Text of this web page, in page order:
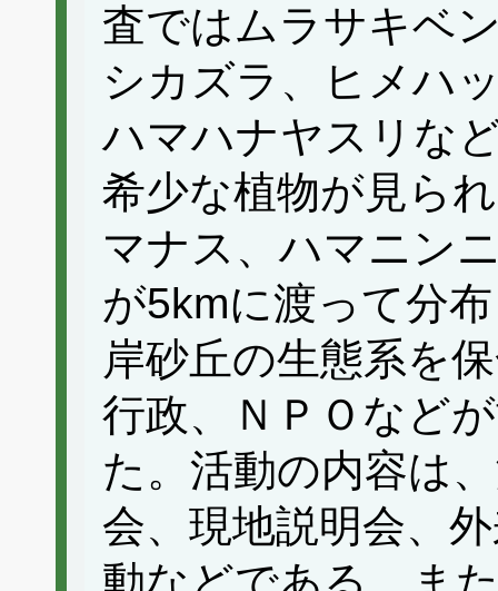
査ではムラサキベ
シカズラ、ヒメハ
ハマハナヤスリな
希少な植物が見ら
マナス、ハマニン
が5kmに渡って分
岸砂丘の生態系を
行政、ＮＰＯなど
た。活動の内容は
会、現地説明会、